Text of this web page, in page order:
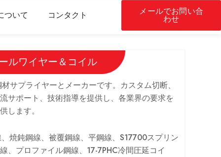
ついて コンタクト メールでお問い合
わせ
ルワイヤー＆コイル
サプライヤーとメーカーです。カスタム切断、
サポート、技術指導を提供し、各業界の要求を
します。
焼鈍鋼線、被覆鋼線、平鋼線、S17700スプリン
、プロファイル鋼線、17-7PHC冷間圧延コイ